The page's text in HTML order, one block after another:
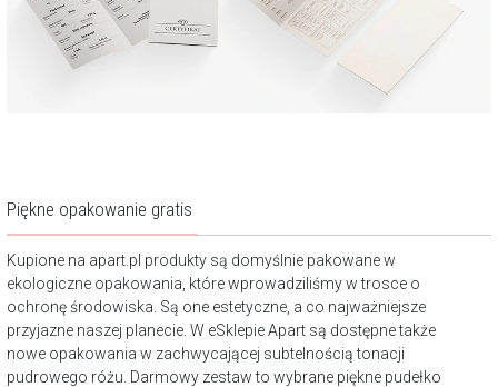
Piękne opakowanie gratis
Kupione na apart.pl produkty są domyślnie pakowane w
ekologiczne opakowania, które wprowadziliśmy w trosce o
ochronę środowiska. Są one estetyczne, a co najważniejsze
przyjazne naszej planecie. W eSklepie Apart są dostępne także
nowe opakowania w zachwycającej subtelnością tonacji
pudrowego różu. Darmowy zestaw to wybrane piękne pudełko